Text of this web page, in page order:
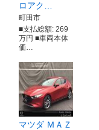
ロアク…
町田市
■支払総額: 269
万円 ■車両本体
価…
マツダ ＭＡＺ